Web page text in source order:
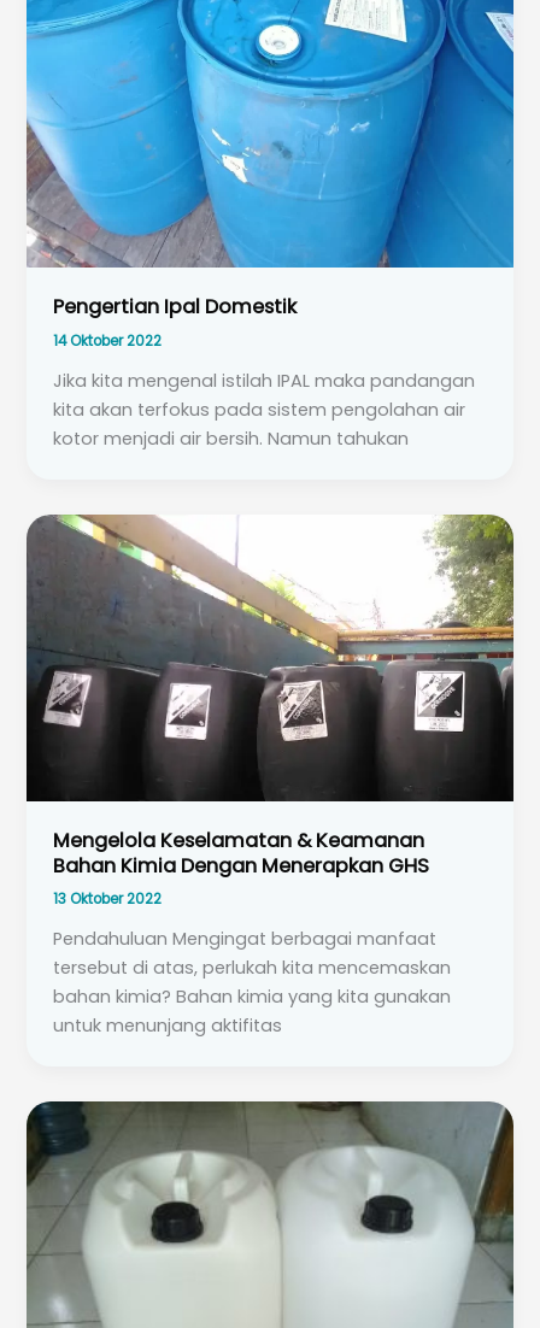
Pengertian Ipal Domestik
14 Oktober 2022
Jika kita mengenal istilah IPAL maka pandangan
kita akan terfokus pada sistem pengolahan air
kotor menjadi air bersih. Namun tahukan
Mengelola Keselamatan & Keamanan
Bahan Kimia Dengan Menerapkan GHS
13 Oktober 2022
Pendahuluan Mengingat berbagai manfaat
tersebut di atas, perlukah kita mencemaskan
bahan kimia? Bahan kimia yang kita gunakan
untuk menunjang aktifitas